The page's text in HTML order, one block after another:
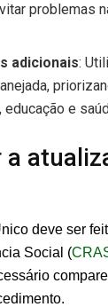
problemas
adicionais:
e
a
deve ser
Social (